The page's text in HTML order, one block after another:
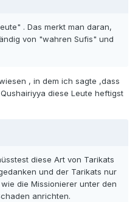
. Das merkt man daran,
von "wahren Sufis" und
, in dem ich sagte ,dass
diese Leute heftigst
diese Art von Tarikats
und der Tarikats nur
die Missionierer unter den
anrichten.